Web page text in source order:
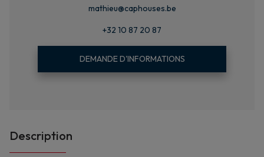
mathieu@caphouses.be
+32 10 87 20 87
DEMANDE D'INFORMATIONS
Description